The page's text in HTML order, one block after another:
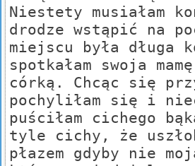
Niestety musiałam
drodze wstąpić na
miejscu była długa
spotkałam swoja
córką. Chcąc się
pochyliłam się i
puściłam cichego
tyle cichy, że
płazem gdyby nie